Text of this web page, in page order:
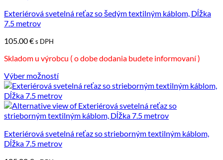
Možnosti
si
vybrať
stránke
produktu.
Exteriérová svetelná reťaz so šedým textilným káblom, Dĺžka
7.5 metrov
105.00€s DPH
Skladom u výrobcu ( o dobe dodania budete informovaní )
Výber možností
Tento
produkt
má
viacero
variantov.
Možnosti
si
Exteriérová svetelná reťaz so strieborným textilným káblom,
Dĺžka 7.5 metrov